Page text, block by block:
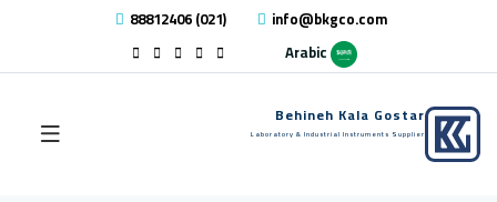
info@bkgco.com
88812406 (021)
Behineh Kala Gostar
Laboratory & Industrial Instruments Supplier